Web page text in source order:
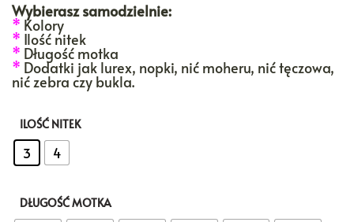
Wybierasz samodzielnie:
* Kolory
* Ilość nitek
* Długość motka
* Dodatki jak lurex, nopki, nić moheru, nić tęczowa,
nić zebra czy bukla.
ILOŚĆ NITEK
3 4
DŁUGOŚĆ MOTKA